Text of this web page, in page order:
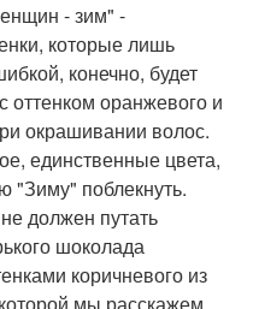
- зим" -
которые лишь
конечно, будет
оттенком оранжевого и
окрашивании волос.
единственные цвета,
"Зиму" поблекнуть.
должен путать
шоколада
коричневого из